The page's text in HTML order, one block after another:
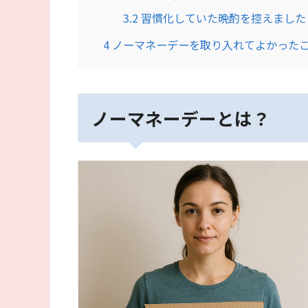
3.2 習慣化していた晩酌を控えまし
4 ノーマネーデーを取り入れてよかった
ノーマネーデーとは？